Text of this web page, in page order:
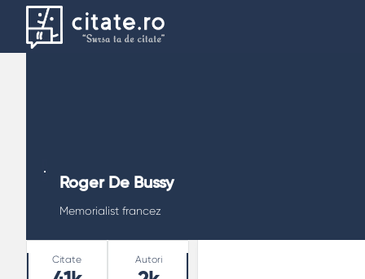
Roger De Bussy
Memorialist francez
Stats
Citate Autori